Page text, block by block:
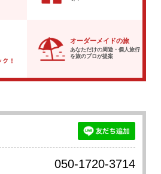
オーダーメイドの旅
あなただけの周遊・個人旅行
を旅のプロが提案
050-1720-3714